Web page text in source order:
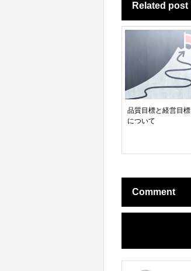
Related post
品質目標と経営目標
について
Comment